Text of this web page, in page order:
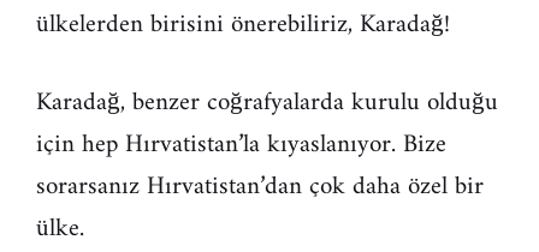
ülkelerden birisini önerebiliriz, Karadağ!
Karadağ, benzer coğrafyalarda kurulu olduğu
için hep Hırvatistan’la kıyaslanıyor. Bize
sorarsanız Hırvatistan’dan çok daha özel bir
ülke.